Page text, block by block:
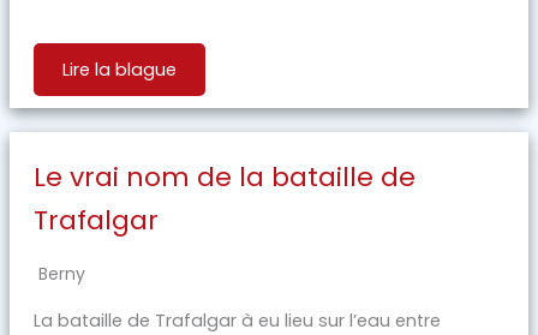
Lire la blague
Le vrai nom de la bataille de
Trafalgar
Berny
La bataille de Trafalgar à eu lieu sur l’eau entre